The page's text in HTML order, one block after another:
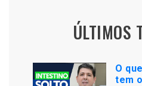
ÚLTIMOS
O
tem